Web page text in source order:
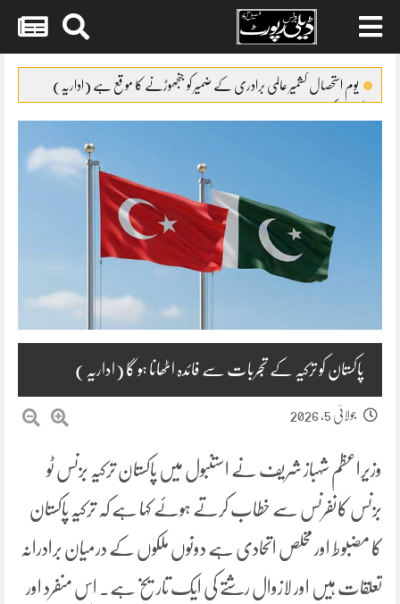
contentیوم استحصال کشمیر عالمی برادری کے ضمیر کو جنجھوڑنے کا موقع ہے (اداریہ)
سوشل میڈیا کا غلط استعمال کرنیوالوں کے گرد گھیرا تنگ
پاپڑوں کی جعلی پیکنگ پر فیکٹری مالکان کیخلاف مقدمہ درج
پاکستان کو ترکیہ کے تجربات سے فائدہ اٹھانا ہو گا (اداریہ)
جولائی 5, 2026
وزیراعظم شہباز شریف نے استنبول میں پاکستان ترکیہ بزنس ٹو
بزنس کانفرنس سے خطاب کرتے ہوئے کہا ہے کہ ترکیہ پاکستان
کا مضبوط اور مخلص اتحادی ہے دونوں ملکوں کے درمیان برادرانہ
تعلقات ہیں اور لازوال رشتے کی ایک تاریخ ہے۔ اس منفرد اور